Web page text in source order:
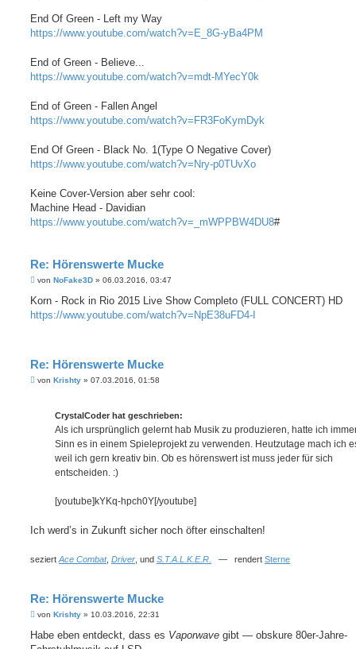
End Of Green - Left my Way
https://www.youtube.com/watch?v=E_8G-yBa4PM
End of Green - Believe...
https://www.youtube.com/watch?v=mdt-MYecY0k
End of Green - Fallen Angel
https://www.youtube.com/watch?v=FR3FoKymDyk
End Of Green - Black No. 1(Type O Negative Cover)
https://www.youtube.com/watch?v=Nry-p0TUvXo
Keine Cover-Version aber sehr cool:
Machine Head - Davidian
https://www.youtube.com/watch?v=_mWPPBW4DU8#
Re: Hörenswerte Mucke
B
i
r
von NoFake3D » 06.03.2016, 03:47
Korn - Rock in Rio 2015 Live Show Completo (FULL CONCERT) HD
https://www.youtube.com/watch?v=NpE38uFD4-I
Re: Hörenswerte Mucke
Bvon Krishty » 07.03.2016, 01:58
CrystalCoder hat geschrieben:
Als ich ursprünglich gelernt hab Musik zu produzieren, hatte ich
Sinn es in einem Spieleprojekt zu verwenden. Heutzutage mach ich
weil ich gern kreativ bin. Ob es hörenswert ist muss jeder für sich
entscheiden. :)
[youtube]kYKq-hpch0Y[/youtube]
Ich werd’s in Zukunft sicher noch öfter einschalten!
seziert Ace Combat, Driver , und S.T.A.L.K.E.R. — rendert Sterne
Re: Hörenswerte Mucke
B
i
von Krishty » 10.03.2016, 22:31
Habe eben entdeckt, dass es Vaporwave gibt — obskure 80er-Jahre-